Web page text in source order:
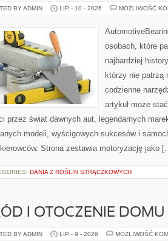
BY ADMIN LIP - 10 - 2026 MOŻLIWOŚĆ
osobach, które
najbardziej
którzy nie patrzą
codzienne
artykuł może
przez świat dawnych aut, legendarnych
modeli, wyścigowych sukcesów i
Strona zestawia motoryzację jako
DANIA Z ROŚLIN STRĄCZKOWYCH
I OTOCZENIE DOMU
BY ADMIN LIP - 9 - 2026 MOŻLIWOŚĆ